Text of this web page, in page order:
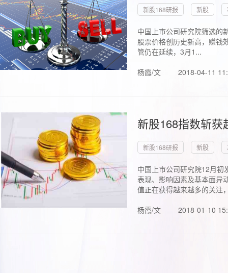
新股168研报 新股
中国上市公司研究院筛选的
股票价格创历史新高，赚钱
管仍在延续，3月1...
杨霞/文
2018-04-11
新股168指数斩
新股168研报 新股
中国上市公司研究院12月初
表现、影响因素及基本面异
值正在获得越来越多的关注
杨霞/文
2018-01-10